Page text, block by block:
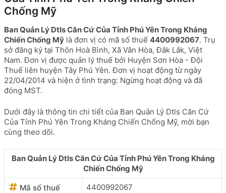
đại
hoặc
mã
số
thuế
...
Chống Mỹ
Ban Quản Lý Dtls Căn Cứ Của Tỉnh Phú Yên Trong Kháng
Chiến Chống Mỹ là đơn vị có mã số thuế 4400992067. Trụ
sở đăng ký tại Thôn Hoà Bình, Xã Vân Hòa, Đắk Lắk, Việt
Nam. Đơn vị được quản lý thuế bởi Huyện Sơn Hòa - Đội
Thuế liên huyện Tây Phú Yên. Đơn vị hoạt động từ ngày
22/04/2014 và hiện ở tình trạng: Ngừng hoạt động và đã
đóng MST.
Dưới đây là thông tin chi tiết của Ban Quản Lý Dtls Căn Cứ
Của Tỉnh Phú Yên Trong Kháng Chiến Chống Mỹ, mời bạn
cùng theo dõi.
Ban Quản Lý Dtls Căn Cứ Của Tỉnh Phú Yên Trong Kháng
Chiến Chống Mỹ
Mã số thuế
4400992067